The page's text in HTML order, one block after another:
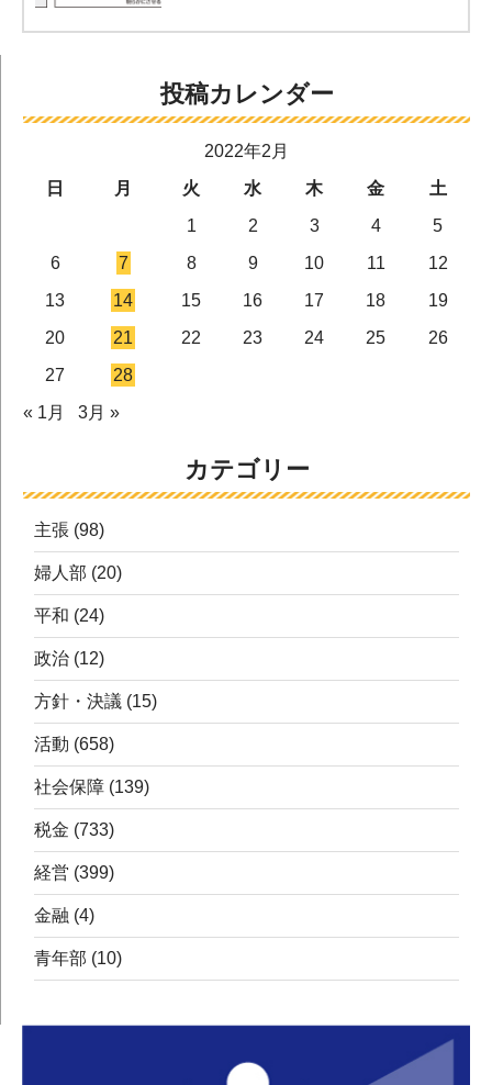
投稿カレンダー
2022年2月
日
月 火 水 木 金
土
1
2 3 4
5
6
7 8 9 10 11
12
13
14 15 16 17 18
19
20
21 22 23 24 25
26
27
28
« 1月
3月 »
カテゴリー
主張 (98)
婦人部 (20)
平和 (24)
政治 (12)
方針・決議 (15)
活動 (658)
社会保障 (139)
税金 (733)
経営 (399)
金融 (4)
青年部 (10)